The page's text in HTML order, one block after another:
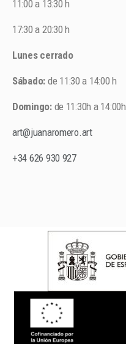
11:00 a 13:30 h
17:30 a 20:30 h
Lunes cerrado
Sábado: de 11:30 a 14:00 h
Domingo:de 11:30h a 14:00h
art@juanaromero.art
+34 626 930 927